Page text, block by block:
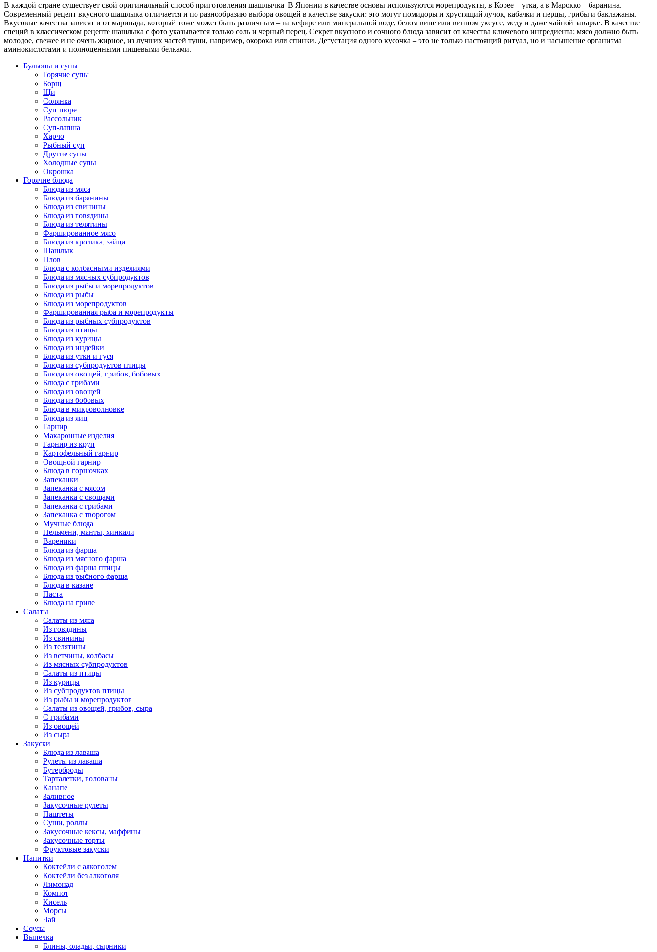
В каждой стране существует свой оригинальный способ приготовления шашлычка. В Японии в качестве основы используются морепродукты, в Корее – утка, а в Марокко – баранина.
Современный рецепт вкусного шашлыка отличается и по разнообразию выбора овощей в качестве закуски: это могут помидоры и хрустящий лучок, кабачки и перцы, грибы и баклажаны.
Вкусовые качества зависят и от маринада, который тоже может быть различным – на кефире или минеральной воде, белом вине или винном уксусе, меду и даже чайной заварке. В качестве
специй в классическом рецепте шашлыка с фото указывается только соль и черный перец. Секрет вкусного и сочного блюда зависит от качества ключевого ингредиента: мясо должно быть
молодое, свежее и не очень жирное, из лучших частей туши, например, окорока или спинки. Дегустация одного кусочка – это не только настоящий ритуал, но и насыщение организма
аминокислотами и полноценными пищевыми белками.
Бульоны и супы
Горячие супы
Борщ
Щи
Солянка
Суп-пюре
Рассольник
Суп-лапша
Харчо
Рыбный суп
Другие супы
Холодные супы
Окрошка
Горячие блюда
Блюда из мяса
Блюда из баранины
Блюда из свинины
Блюда из говядины
Блюда из телятины
Фаршированное мясо
Блюда из кролика, зайца
Шашлык
Плов
Блюда с колбасными изделиями
Блюда из мясных субпродуктов
Блюда из рыбы и морепродуктов
Блюда из рыбы
Блюда из морепродуктов
Фаршированная рыба и морепродукты
Блюда из рыбных субпродуктов
Блюда из птицы
Блюда из курицы
Блюда из индейки
Блюда из утки и гуся
Блюда из субпродуктов птицы
Блюда из овощей, грибов, бобовых
Блюда с грибами
Блюда из овощей
Блюда из бобовых
Блюда в микроволновке
Блюда из яиц
Гарнир
Макаронные изделия
Гарнир из круп
Картофельный гарнир
Овощной гарнир
Блюда в горшочках
Запеканки
Запеканка с мясом
Запеканка с овощами
Запеканка с грибами
Запеканка с творогом
Мучные блюда
Пельмени, манты, хинкали
Вареники
Блюда из фарша
Блюда из мясного фарша
Блюда из фарша птицы
Блюда из рыбного фарша
Блюда в казане
Паста
Блюда на гриле
Салаты
Салаты из мяса
Из говядины
Из свинины
Из телятины
Из ветчины, колбасы
Из мясных субпродуктов
Салаты из птицы
Из курицы
Из субпродуктов птицы
Из рыбы и морепродуктов
Салаты из овощей, грибов, сыра
С грибами
Из овощей
Из сыра
Закуски
Блюда из лаваша
Рулеты из лаваша
Бутерброды
Тарталетки, волованы
Канапе
Заливное
Закусочные рулеты
Паштеты
Суши, роллы
Закусочные кексы, маффины
Закусочные торты
Фруктовые закуски
Напитки
Коктейли с алкоголем
Коктейли без алкоголя
Лимонад
Компот
Кисель
Морсы
Чай
Соусы
Выпечка
Блины, оладьи, сырники